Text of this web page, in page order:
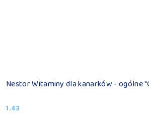
Nestor Witaminy dla kanarków - ogólne
Cena:
1.43